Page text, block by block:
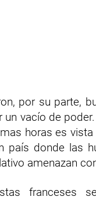
por su parte,
un vacío de
horas es
país donde las
amenazan
franceses